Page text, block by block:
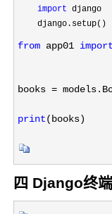
import django
from app01 import
books =
print(books)
四 Django终